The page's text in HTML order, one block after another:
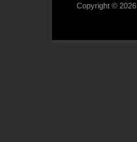
Copyright © 2026